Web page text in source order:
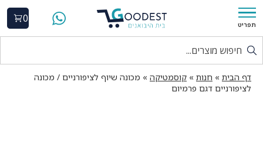
תפריט
0
דף הבית » חנות » קוסמטיקה » מכונה שיוף לציפורניים / מכונה
לציפורניים דגם פרמיום